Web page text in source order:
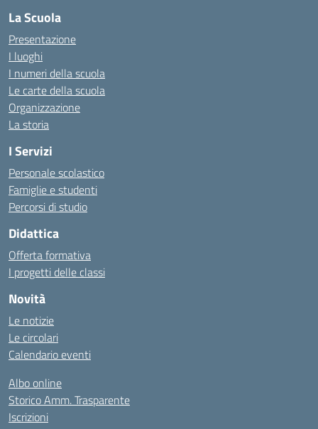
La Scuola
Presentazione
I luoghi
I numeri della scuola
Le carte della scuola
Organizzazione
La storia
I Servizi
Personale scolastico
Famiglie e studenti
Percorsi di studio
Didattica
Offerta formativa
I progetti delle classi
Novità
Le notizie
Le circolari
Calendario eventi
Albo online
Storico Amm. Trasparente
Iscrizioni